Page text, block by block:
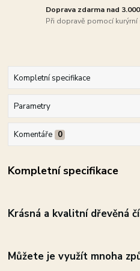
Doprava zdarma nad
Při dopravě pomocí
Kompletní specifikace
Parametry
Komentáře 0
Kompletní specifikace
Krásná a kvalitní dřevěná
Můžete je využít mnoha